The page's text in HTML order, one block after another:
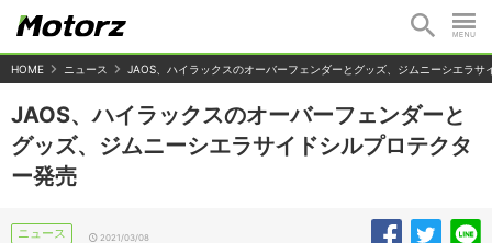
HOME ニュース JAOS、ハイラックスのオーバーフェンダーとグッズ、ジムニーシエラサ
JAOS、ハイラックスのオーバーフェンダーと
グッズ、ジムニーシエラサイドシルプロテクタ
ー発売
ニュース 2021/03/08